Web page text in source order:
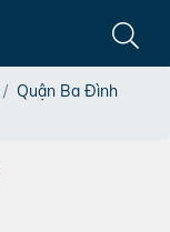
Quận Ba Đình